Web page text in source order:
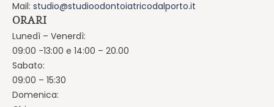
Mail: studio@studioodontoiatricodalporto.it
ORARI
Lunedì – Venerdì:
09:00 -13:00 e 14:00 – 20.00
Sabato:
09:00 – 15:30
Domenica: